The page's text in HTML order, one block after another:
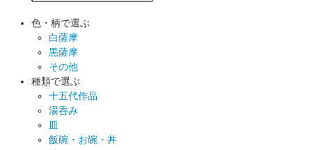
色・柄で選ぶ
白薩摩
黒薩摩
その他
種類で選ぶ
十五代作品
湯呑み
皿
飯碗・お碗・丼